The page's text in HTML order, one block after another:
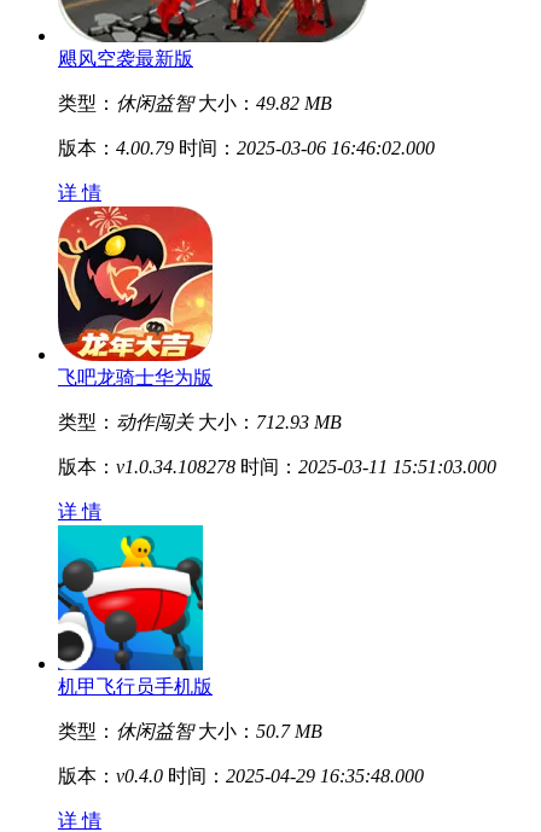
飓风空袭最新版
类型： 休闲益智 大小： 49.82 MB
版本： 4.00.79 时间： 2025-03-06 16:46:02.000
详 情
飞吧龙骑士华为版
类型： 动作闯关 大小： 712.93 MB
版本： v1.0.34.108278 时间： 2025-03-11 15:51:03.000
详 情
机甲飞行员手机版
类型： 休闲益智 大小： 50.7 MB
版本： v0.4.0 时间： 2025-04-29 16:35:48.000
详 情